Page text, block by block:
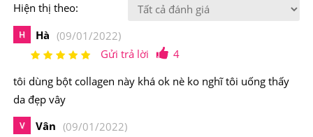
-Làm dịu dạ dày nhanh chóng, ngăn ngừa thiếu máu.
-Giúp ổn định đường huyết, duy trì huyết áp, tăng cường
-Xua tan mệt mỏi, căng thẳng, ngủ không ngon giấc.
-Tốt cho người thường xuyên uống rượu bia.
Hiện thị theo:
H Hà (09/01/2022)
Gửi trả lời
4
tôi dùng bột collagen này khá ok nè ko nghĩ tôi uống thấy
da đẹp vây
V Vân (09/01/2022)